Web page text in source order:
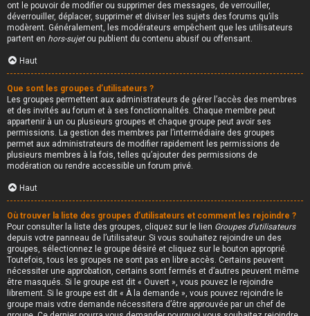
ont le pouvoir de modifier ou supprimer des messages, de verrouiller,
déverrouiller, déplacer, supprimer et diviser les sujets des forums qu’ils
modèrent. Généralement, les modérateurs empêchent que les utilisateurs
partent en hors-sujetou publient du contenu abusif ou offensant.
Haut
Que sont les groupes d’utilisateurs ?
Les groupes permettent aux administrateurs de gérer l’accès des membres
et des invités au forum et à ses fonctionnalités. Chaque membre peut
appartenir à un ou plusieurs groupes et chaque groupe peut avoir ses
permissions. La gestion des membres par l’intermédiaire des groupes
permet aux administrateurs de modifier rapidement les permissions de
plusieurs membres à la fois, telles qu’ajouter des permissions de
modération ou rendre accessible un forum privé.
Haut
Où trouver la liste des groupes d’utilisateurs et comment les rejoindre ?
Pour consulter la liste des groupes, cliquez sur le lien Groupes d’utilisateurs
depuis votre panneau de l’utilisateur. Si vous souhaitez rejoindre un des
groupes, sélectionnez le groupe désiré et cliquez sur le bouton approprié.
Toutefois, tous les groupes ne sont pas en libre accès. Certains peuvent
nécessiter une approbation, certains sont fermés et d’autres peuvent même
être masqués. Si le groupe est dit « Ouvert », vous pouvez le rejoindre
librement. Si le groupe est dit « À la demande », vous pouvez rejoindre le
groupe mais votre demande nécessitera d’être approuvée par un chef de